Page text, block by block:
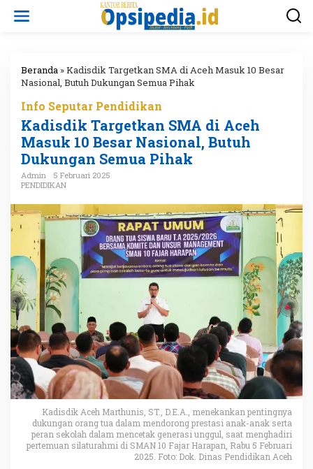
Beranda »Kadisdik Targetkan SMA di Aceh Masuk 10 Besar
Nasional, Butuh Dukungan Semua Pihak
Info Seputar Pendidikan
Kadisdik Targetkan SMA di Aceh
Masuk 10 Besar Nasional, Butuh
Dukungan Semua Pihak
Admin
5 Februari 2025
PENDIDIKAN
Kadisdik Aceh Marthunis, ST., D.E.A., menekankan pentingnya
dukungan orang tua dalam mendorong prestasi anak-anak serta
peran sekolah dalam mencetak generasi unggul, saat menghadiri
pertemuan silaturahmi di SMAN 10 Fajar Harapan, Rabu 5 Februari
2025. Foto: Dok. Dinas Pendidikan Aceh